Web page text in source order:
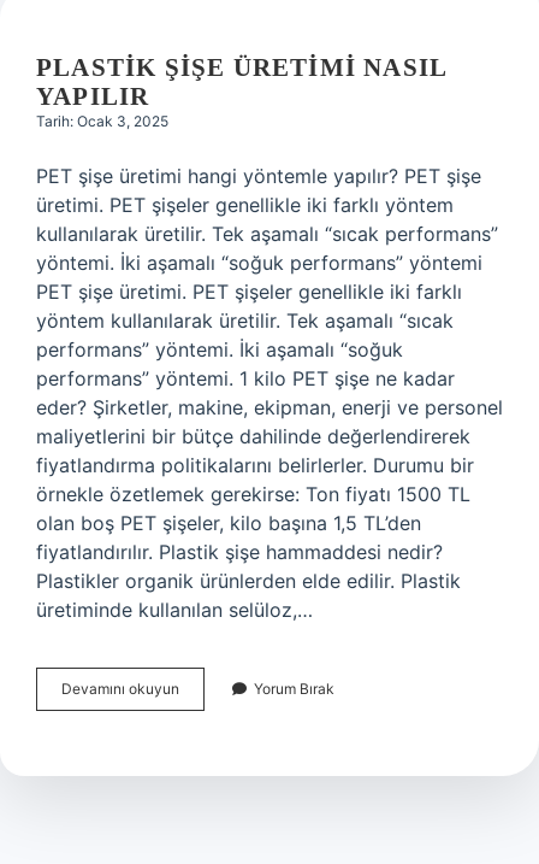
PLASTIK ŞIŞE ÜRETIMI NASIL
YAPILIR
Tarih: Ocak 3, 2025
PET şişe üretimi hangi yöntemle yapılır? PET şişe
üretimi. PET şişeler genellikle iki farklı yöntem
kullanılarak üretilir. Tek aşamalı “sıcak performans”
yöntemi. İki aşamalı “soğuk performans” yöntemi
PET şişe üretimi. PET şişeler genellikle iki farklı
yöntem kullanılarak üretilir. Tek aşamalı “sıcak
performans” yöntemi. İki aşamalı “soğuk
performans” yöntemi. 1 kilo PET şişe ne kadar
eder? Şirketler, makine, ekipman, enerji ve personel
maliyetlerini bir bütçe dahilinde değerlendirerek
fiyatlandırma politikalarını belirlerler. Durumu bir
örnekle özetlemek gerekirse: Ton fiyatı 1500 TL
olan boş PET şişeler, kilo başına 1,5 TL’den
fiyatlandırılır. Plastik şişe hammaddesi nedir?
Plastikler organik ürünlerden elde edilir. Plastik
üretiminde kullanılan selüloz,…
Devamını okuyun
Şişe
Yapılır
Yorum Bırak